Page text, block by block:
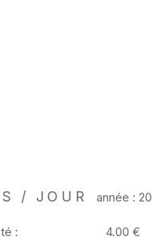
/ JOUR année :
:
4.00 €